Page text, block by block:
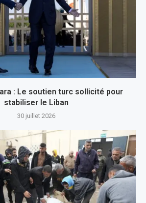
: Le soutien turc sollicité pour
stabiliser le Liban
30 juillet 2026